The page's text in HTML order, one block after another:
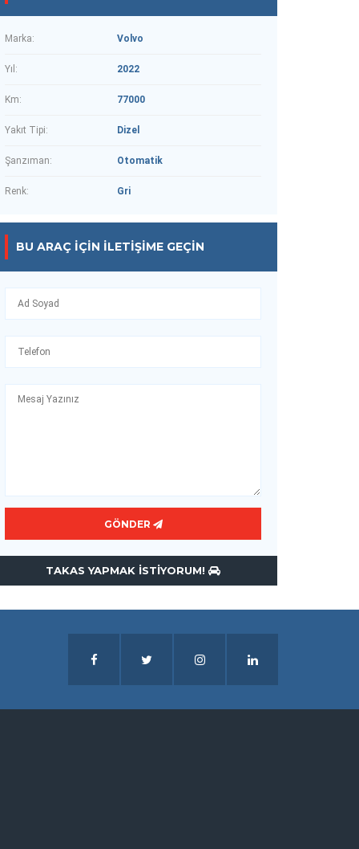
Marka: Volvo
Yıl: 2022
Km: 77000
Yakıt Tipi: Dizel
Şanzıman: Otomatik
Renk: Gri
BU ARAÇ IÇIN İLETIŞIME GEÇIN
GÖNDER
TAKAS YAPMAK ISTIYORUM!